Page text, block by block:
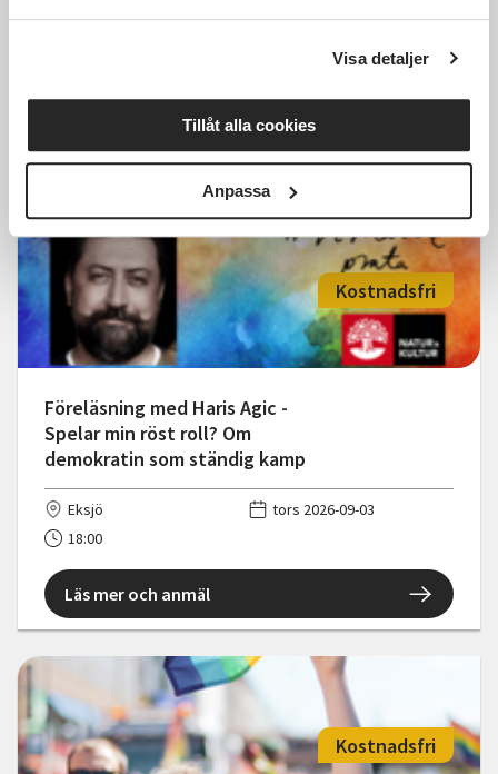
Visa detaljer
Tillåt alla cookies
Anpassa
tors 2026-09-03
Föreläsning med Haris Agic -
Spelar min röst roll? Om
demokratin som ständig kamp
Kostnadsfri
Eksjö
tors 2026-09-03
18:00
Läs mer och anmäl
Kostnadsfri